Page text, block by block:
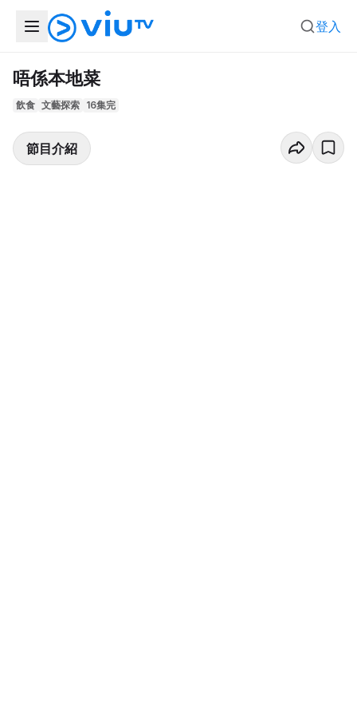
登入
唔係本地菜
飲食 文藝探索 16集完
節目介紹